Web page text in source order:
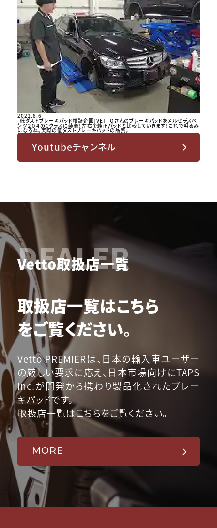
2022.8.6
[低ダストブレーキパッド検証企画]VETTOさんのブレーキパッドをメルセデスベ
ンツ２０４のCクラスに装着！左右で純正パッドと比較していきます！これで明るみ
になるね。実際の低ダストブレーキパッドの品質。
Youtubeチャンネル
DEALER
Vetto取扱店一覧
取扱店一覧はこちら
をご覧ください。
Vetto PREMIERは、日本の輸入車ユーザー
の厳しい要求に応え、日本市場向けにTAPS
Inc.が開発から携わり製品化されたブレー
キパッドです。
取扱店一覧はこちらをご覧ください。
MORE